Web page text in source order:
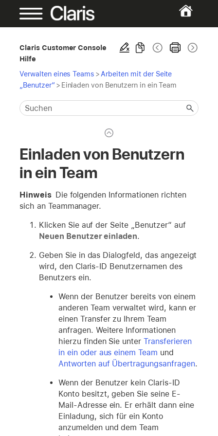
Claris Customer Console
Hilfe
Verwalten eines Teams > Arbeiten mit der Seite
„Benutzer“ > Einladen von Benutzern in ein Team
Einladen von Benutzern
in ein Team
Hinweis Die folgenden Informationen richten
sich an Teammanager.
Klicken Sie auf der Seite „Benutzer“ auf
Neuen Benutzer einladen.
Geben Sie in das Dialogfeld, das angezeigt
wird, den Claris-ID Benutzernamen des
Benutzers ein.
Wenn der Benutzer bereits von einem
anderen Team verwaltet wird, kann er
einen Transfer zu Ihrem Team
anfragen. Weitere Informationen
hierzu finden Sie unterTransferieren
in ein oder aus einem Team und
Antworten auf Übertragungsanfragen.
Wenn der Benutzer kein Claris-ID
Konto besitzt, geben Sie seine E-
Mail-Adresse ein. Er erhält dann eine
Einladung, sich für ein Konto
anzumelden und dem Team